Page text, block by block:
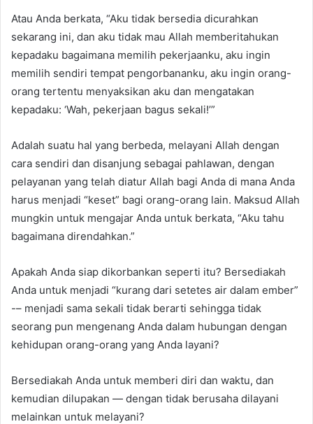
Atau Anda berkata, “Aku tidak bersedia dicurahkan
sekarang ini, dan aku tidak mau Allah memberitahukan
kepadaku bagaimana memilih pekerjaanku, aku ingin
memilih sendiri tempat pengorbananku, aku ingin orang-
orang tertentu menyaksikan aku dan mengatakan
kepadaku: ‘Wah, pekerjaan bagus sekali!’”
Adalah suatu hal yang berbeda, melayani Allah dengan
cara sendiri dan disanjung sebagai pahlawan, dengan
pelayanan yang telah diatur Allah bagi Anda di mana Anda
harus menjadi “keset” bagi orang-orang lain. Maksud Allah
mungkin untuk mengajar Anda untuk berkata, “Aku tahu
bagaimana direndahkan.”
Apakah Anda siap dikorbankan seperti itu? Bersediakah
Anda untuk menjadi “kurang dari setetes air dalam ember”
-– menjadi sama sekali tidak berarti sehingga tidak
seorang pun mengenang Anda dalam hubungan dengan
kehidupan orang-orang yang Anda layani?
Bersediakah Anda untuk memberi diri dan waktu, dan
kemudian dilupakan — dengan tidak berusaha dilayani
melainkan untuk melayani?